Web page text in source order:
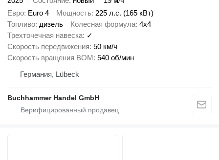
Евро Euro 4 Мощность 225 л.с. (165 кВт)
Топливо дизель Колесная формула 4x4
Трехточечная навеска ✓
Скорость передвижения 50 км/ч
Скорость вращения ВОМ 540 об/мин
Германия, Lübeck
Buchhammer Handel GmbH